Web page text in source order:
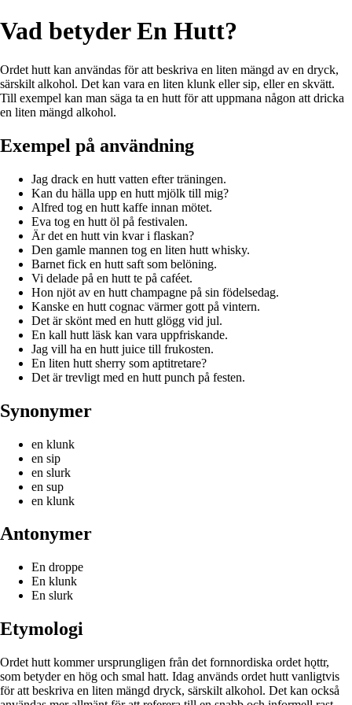
Vad betyder En Hutt?
Ordet hutt kan användas för att beskriva en liten mängd av en dryck,
särskilt alkohol. Det kan vara en liten klunk eller sip, eller en skvätt.
Till exempel kan man säga ta en hutt för att uppmana någon att dricka
en liten mängd alkohol.
Exempel på användning
Jag drack en hutt vatten efter träningen.
Kan du hälla upp en hutt mjölk till mig?
Alfred tog en hutt kaffe innan mötet.
Eva tog en hutt öl på festivalen.
Är det en hutt vin kvar i flaskan?
Den gamle mannen tog en liten hutt whisky.
Barnet fick en hutt saft som belöning.
Vi delade på en hutt te på caféet.
Hon njöt av en hutt champagne på sin födelsedag.
Kanske en hutt cognac värmer gott på vintern.
Det är skönt med en hutt glögg vid jul.
En kall hutt läsk kan vara uppfriskande.
Jag vill ha en hutt juice till frukosten.
En liten hutt sherry som aptitretare?
Det är trevligt med en hutt punch på festen.
Synonymer
en klunk
en sip
en slurk
en sup
en klunk
Antonymer
En droppe
En klunk
En slurk
Etymologi
Ordet hutt kommer ursprungligen från det fornnordiska ordet hǫttr,
som betyder en hög och smal hatt. Idag används ordet hutt vanligtvis
för att beskriva en liten mängd dryck, särskilt alkohol. Det kan också